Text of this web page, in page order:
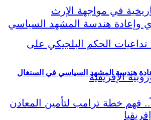
هندسة المشهد السياسي في السنغال